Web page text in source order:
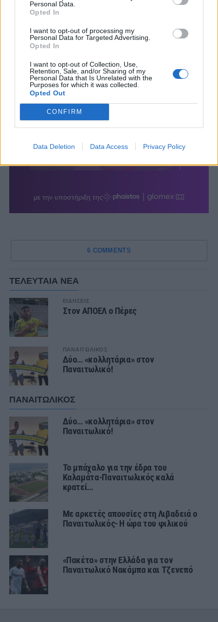
Personal Data.
Opted In
I want to opt-out of processing my
Personal Data for Targeted Advertising.
Opted In
I want to opt-out of Collection, Use,
Retention, Sale, and/or Sharing of my
Personal Data that Is Unrelated with the
Purposes for which it was collected.
Opted Out
CONFIRM
Data Deletion Data Access Privacy Policy
6 COMMENTS
ΤΕΛΕΥΤΑΙΑ ΝΕΑ
ΕΙΔΗΣΕΙΣ
Στον ΑΠΟΕΛ ο Πέρες
ΠΑΝΑΙΤΩΛΙΚΟΣ
Δύο… «κολλητάρια» στον
Παναιτωλικό!
ΠΑΝΑΙΤΩΛΙΚΟΣ
Δύο… «κολλητάρια» στον
Παναιτωλικό!
Το μπάχαλο για την έδρα του
Καλαμάτα-Παναιτωλικός καλά
κρατεί…
Με αρκετές απουσίες στη Λιβαδειά ο
Παναιτωλικός- Η ώρα του φιλικού
«Πακέτο» στην Ελλάδα για τον
Παναιτωλικό Νακάμπα και Τζενεπό